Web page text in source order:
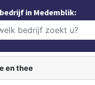
in Medemblik:
en thee